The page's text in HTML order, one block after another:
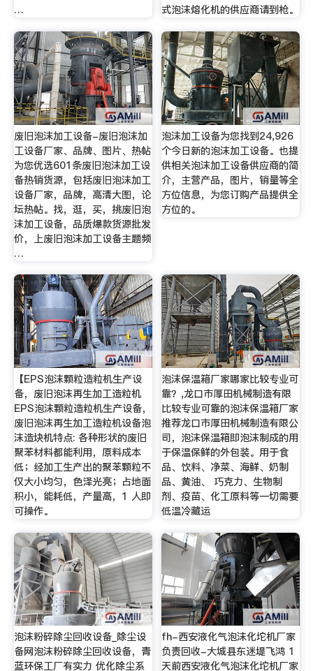
…
式泡沫熔化机的供应商请到枪。
废旧泡沫加工设备-废旧泡沫加
工设备厂家、品牌、图片、热帖
为您优选601条废旧泡沫加工设
备热销货源，包括废旧泡沫加工
设备厂家，品牌，高清大图，论
坛热帖。找，逛，买，挑废旧泡
沫加工设备，品质爆款货源批发
价，上废旧泡沫加工设备主题频
…
泡沫加工设备为您找到24,926
个今日新的泡沫加工设备。也提
供相关泡沫加工设备供应商的简
介，主营产品，图片，销量等全
方位信息，为您订购产品提供全
方位的。
【EPS泡沫颗粒造粒机生产设
备，废旧泡沫再生加工造粒机
EPS泡沫颗粒造粒机生产设备，
废旧泡沫再生加工造粒机设备泡
沫造块机特点: 各种形状的废旧
聚苯材料都能利用，原料成本
低；经加工生产出的聚苯颗粒不
仅大小均匀，色泽光亮；占地面
积小，能耗低，产量高，1 人即
可操作。
泡沫保温箱厂家哪家比较专业可
靠？,龙口市厚田机械制造有限
比较专业可靠的泡沫保温箱厂家
推荐龙口市厚田机械制造有限公
司，泡沫保温箱即泡沫制成的用
于保温保鲜的外包装。用于食
品、饮料、净菜、海鲜、奶制
品、黄油、 巧克力、生物制
剂、疫苗、化工原料等一切需要
低温冷藏运
泡沫粉碎除尘回收设备_除尘设
备网泡沫粉碎除尘回收设备，青
蓝环保工厂有实力 优化除尘系
fh-西安液化气泡沫化坨机厂家
负责回收-大城县东迷堤飞鸿 1
天前西安液化气泡沫化坨机厂家